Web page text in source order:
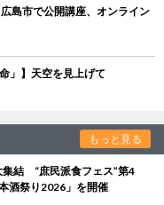
島市で公開講座、オンライン
」】天空を見上げて
もっと見る
集結 “庶民派食フェス”第4
酒祭り2026」を開催